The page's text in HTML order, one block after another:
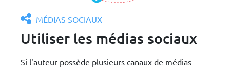
MÉDIAS SOCIAUX
Utiliser les médias sociaux
Si l'auteur possède plusieurs canaux de médias